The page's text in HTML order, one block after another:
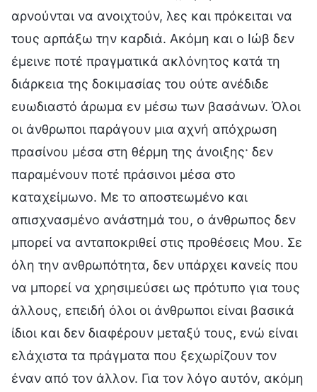
αρνούνται να ανοιχτούν, λες και πρόκειται να
τους αρπάξω την καρδιά. Ακόμη και ο Ιώβ δεν
έμεινε ποτέ πραγματικά ακλόνητος κατά τη
διάρκεια της δοκιμασίας του ούτε ανέδιδε
ευωδιαστό άρωμα εν μέσω των βασάνων. Όλοι
οι άνθρωποι παράγουν μια αχνή απόχρωση
πρασίνου μέσα στη θέρμη της άνοιξης· δεν
παραμένουν ποτέ πράσινοι μέσα στο
καταχείμωνο. Με το αποστεωμένο και
απισχνασμένο ανάστημά του, ο άνθρωπος δεν
μπορεί να ανταποκριθεί στις προθέσεις Μου. Σε
όλη την ανθρωπότητα, δεν υπάρχει κανείς που
να μπορεί να χρησιμεύσει ως πρότυπο για τους
άλλους, επειδή όλοι οι άνθρωποι είναι βασικά
ίδιοι και δεν διαφέρουν μεταξύ τους, ενώ είναι
ελάχιστα τα πράγματα που ξεχωρίζουν τον
έναν από τον άλλον. Για τον λόγο αυτόν, ακόμη